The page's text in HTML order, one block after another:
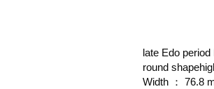
late Edo
round
Width ： 76.8